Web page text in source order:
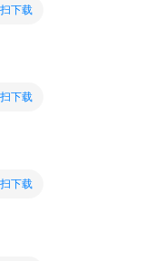
下载
下载
下载